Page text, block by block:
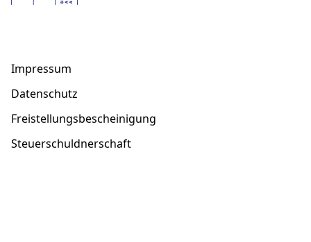
Impressum
Datenschutz
Freistellungsbescheinigung
Steuerschuldnerschaft